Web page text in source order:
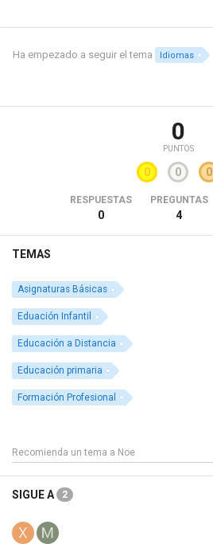
Ha empezado a seguir el tema Idiomas
0
PUNTOS
0 0 0
RESPUESTAS
0
PREGUNTAS
4
TEMAS
Asignaturas Básicas
Eduación Infantil
Educación a Distancia
Educación primaria
Formación Profesional
SIGUE A 2